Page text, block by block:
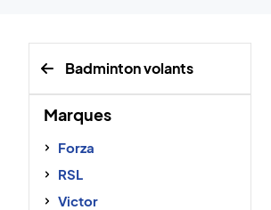
Badminton volants
Marques
Forza
RSL
Victor